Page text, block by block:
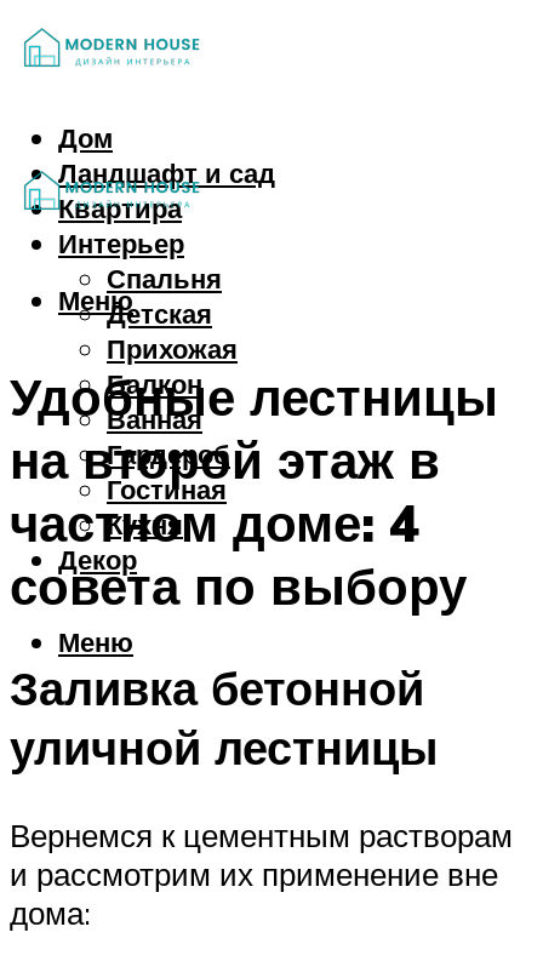
Дом
Ландшафт и сад
Квартира
Интерьер
Спальня
Детская
Прихожая
Балкон
Ванная
Гардероб
Гостиная
Кухня
Декор
Меню
Меню
Удобные лестницы
на второй этаж в
частном доме: 4
совета по выбору
Заливка бетонной
уличной лестницы
Вернемся к цементным растворам
и рассмотрим их применение вне
дома: